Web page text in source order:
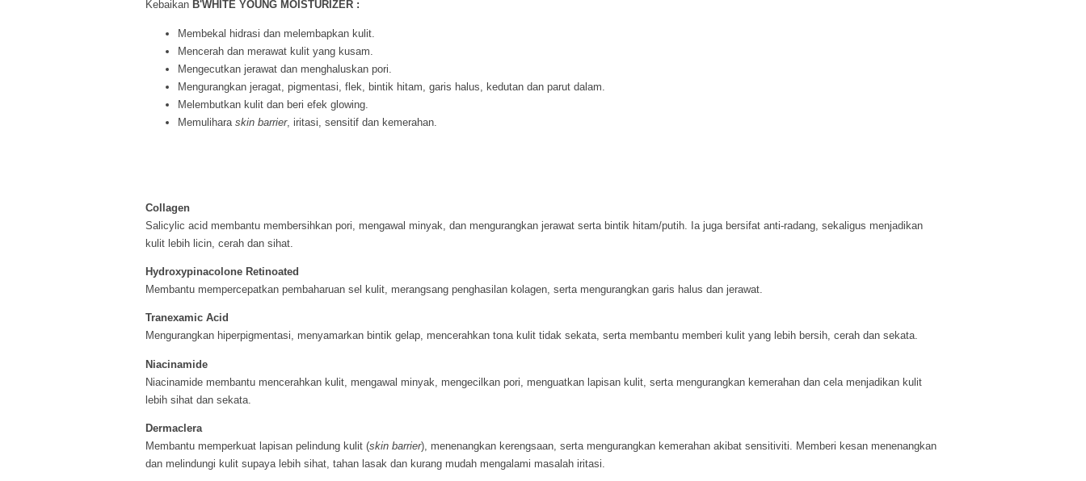
Kebaikan B'WHITE YOUNG MOISTURIZER :
Membekal hidrasi dan melembapkan kulit.
Mencerah dan merawat kulit yang kusam.
Mengecutkan jerawat dan menghaluskan pori.
Mengurangkan jeragat, pigmentasi, flek, bintik hitam, garis halus, kedutan dan parut dalam.
Melembutkan kulit dan beri efek glowing.
Memuliharaskin barrier, iritasi, sensitif dan kemerahan.
Collagen
Salicylic acid membantu membersihkan pori, mengawal minyak, dan mengurangkan jerawat serta bintik hitam/putih. Ia juga bersifat anti-radang, sekaligus menjadikan
kulit lebih licin, cerah dan sihat.
Hydroxypinacolone Retinoated
Membantu mempercepatkan pembaharuan sel kulit, merangsang penghasilan kolagen, serta mengurangkan garis halus dan jerawat.
Tranexamic Acid
Mengurangkan hiperpigmentasi, menyamarkan bintik gelap, mencerahkan tona kulit tidak sekata, serta membantu memberi kulit yang lebih bersih, cerah dan sekata.
Niacinamide
Niacinamide membantu mencerahkan kulit, mengawal minyak, mengecilkan pori, menguatkan lapisan kulit, serta mengurangkan kemerahan dan cela menjadikan kulit
lebih sihat dan sekata.
Dermaclera
Membantu memperkuat lapisan pelindung kulit (skin barrier), menenangkan kerengsaan, serta mengurangkan kemerahan akibat sensitiviti. Memberi kesan menenangkan
dan melindungi kulit supaya lebih sihat, tahan lasak dan kurang mudah mengalami masalah iritasi.